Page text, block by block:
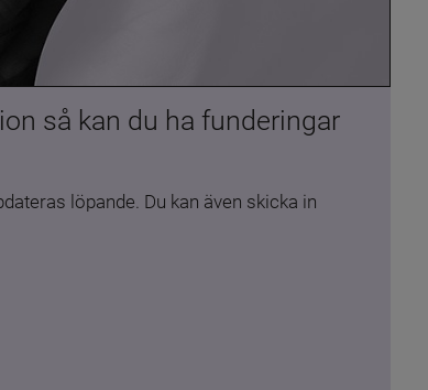
så kan du ha funderingar
löpande. Du kan även skicka in